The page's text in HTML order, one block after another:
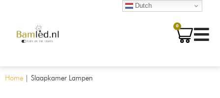
0
Home | Slaapkamer Lampen
Dutch